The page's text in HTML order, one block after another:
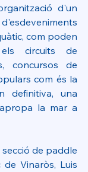
d'un
com poden
circuits de
concursos de
com és la
definitiva, una
la mar a
de paddle
Vinaròs, Luis